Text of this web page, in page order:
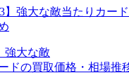
強大な敵
ドの買取価格・相場推